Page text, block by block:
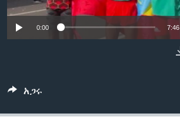
ቋንቋዎች
0:00 7:46
አጋሩ